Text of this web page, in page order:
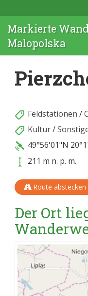
Markierte
Malopolska
Feldstationen /
Kultur/
49°56'01"N
211 m n. p. m.
Route abstecken
Der Ort